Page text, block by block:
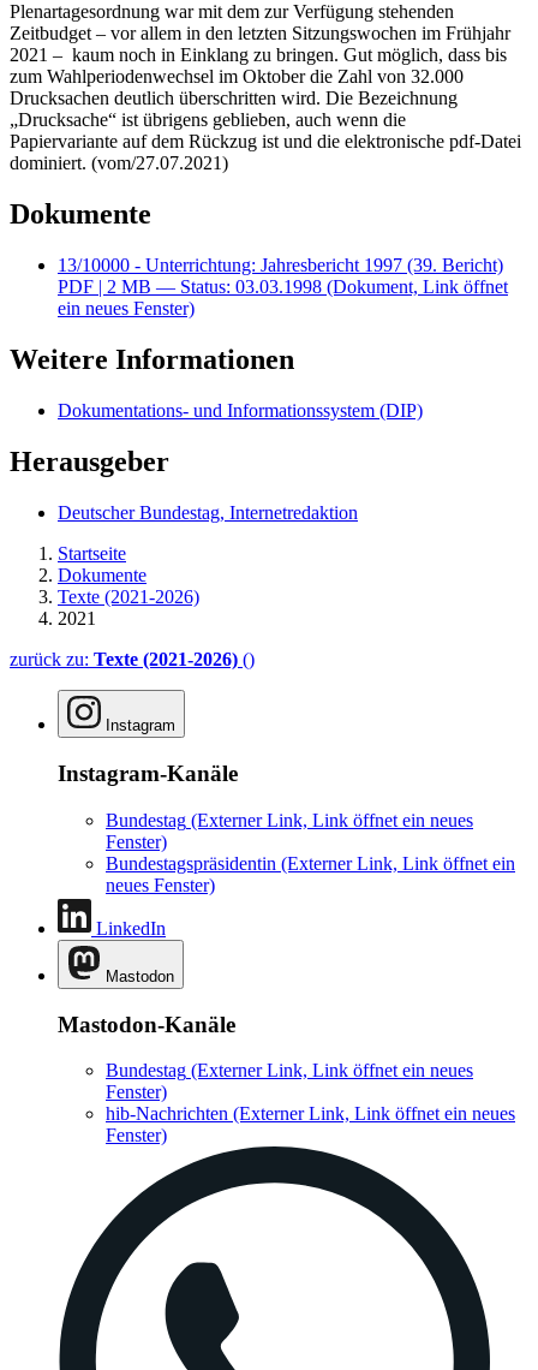
Plenartagesordnung war mit dem zur Verfügung stehenden
Zeitbudget – vor allem in den letzten Sitzungswochen im Frühjahr
2021 – kaum noch in Einklang zu bringen. Gut möglich, dass bis
zum Wahlperiodenwechsel im Oktober die Zahl von 32.000
Drucksachen deutlich überschritten wird. Die Bezeichnung
„Drucksache“ ist übrigens geblieben, auch wenn die
Papiervariante auf dem Rückzug ist und die elektronische pdf-Datei
dominiert. (vom/27.07.2021)
Dokumente
13/10000 - Unterrichtung: Jahresbericht 1997 (39. Bericht)
PDF | 2 MB — Status: 03.03.1998 (Dokument, Link öffnet
ein neues Fenster)
Weitere Informationen
Dokumentations- und Informationssystem (DIP)
Herausgeber
Deutscher Bundestag, Internetredaktion
Startseite
Dokumente
Texte (2021-2026)
2021
zurück zu: Texte (2021-2026) ()
Instagram
Instagram-Kanäle
Bundestag (Externer Link, Link öffnet ein neues
Fenster)
Bundestagspräsidentin (Externer Link, Link öffnet ein
neues Fenster)
LinkedIn
Mastodon
Mastodon-Kanäle
Bundestag (Externer Link, Link öffnet ein neues
Fenster)
hib-Nachrichten (Externer Link, Link öffnet ein neues
Fenster)